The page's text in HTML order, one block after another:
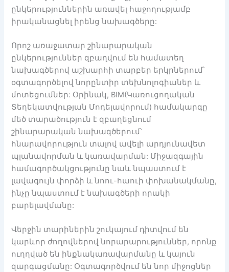
ընկերություններին առավել հաջողությամբ
իրականացնել իրենց նախագծերը:
Որոշ առաջատար շինարարական
ընկերություններ զբաղվում են համատեղ
նախագծերով աշխարհի տարբեր երկրներում՝
օգտագործելով նորընտիր տեխնոլոգիաներ և
մոտեցումներ: Օրինակ, BIM(Կառուցողական
Տեղեկատվության Մոդելավորում) համակարգը
մեծ տարածություն է զբաղեցնում
շինարարական նախագծերում՝
հնարավորություն տալով ավելի արդյունավետ
պլանավորման և կառավարման: Միջազգային
համագործակցությունը նաև նպաստում է
լավագույն փորձի և նոու-հաուի փոխանակմանը,
ինչը նպաստում է նախագծերի որակի
բարելավմանը:
Վերջին տարիներին շուկայում դիտվում են
կարևոր ժողովներով նորարարություններ, որոնք
ուղղված են ինքնակառավարմանը և կայուն
զարգացմանը: Օգտագործվում են նոր միջոցներ